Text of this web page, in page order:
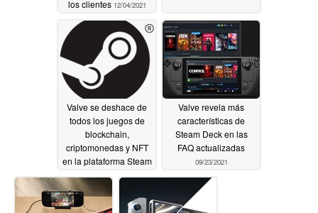
los clientes 12/04/2021
Valve se deshace de
todos los juegos de
blockchain,
criptomonedas y NFT
en la plataforma Steam
10/17/2021
Valve revela más
características de
Steam Deck en las
FAQ actualizadas
09/23/2021